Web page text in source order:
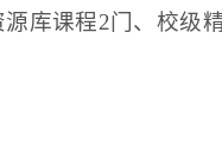
库课程2门、校级